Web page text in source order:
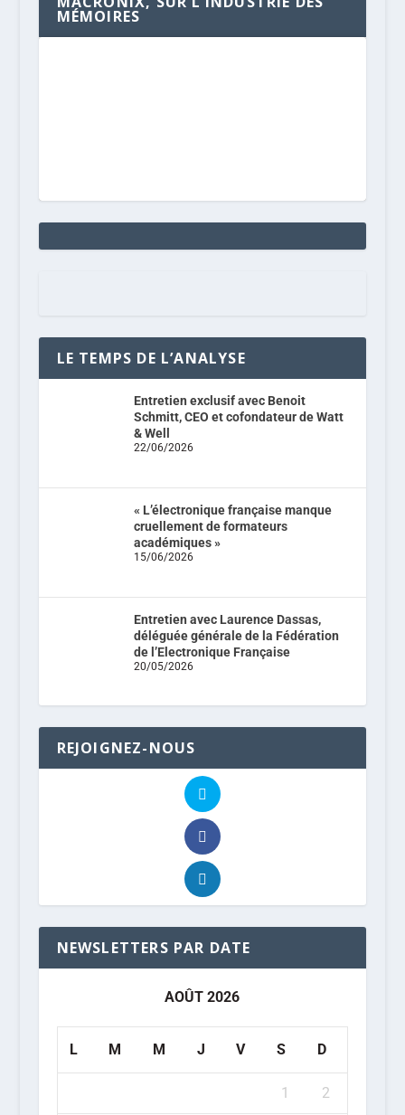
MÉMOIRES
LE TEMPS DE L’ANALYSE
Entretien exclusif avec Benoit
Schmitt, CEO et cofondateur de Watt
& Well
22/06/2026
« L’électronique française manque
cruellement de formateurs
académiques »
15/06/2026
Entretien avec Laurence Dassas,
déléguée générale de la Fédération
de l’Electronique Française
20/05/2026
REJOIGNEZ-NOUS
NEWSLETTERS PAR DATE
AOÛT 2026
L M M J V S D
1 2